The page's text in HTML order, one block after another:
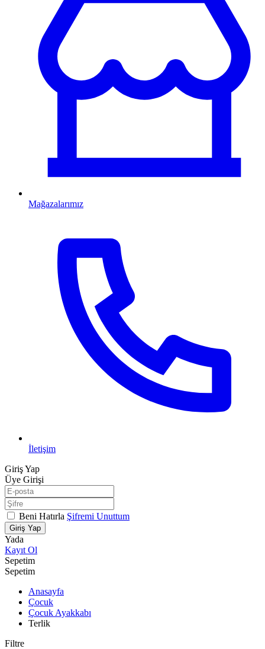
Mağazalarımız
İletişim
Giriş Yap
Üye Girişi
Beni Hatırla Şifremi Unuttum
Giriş Yap
Yada
Kayıt Ol
Sepetim
Sepetim
Anasayfa
Çocuk
Çocuk Ayakkabı
Terlik
Filtre